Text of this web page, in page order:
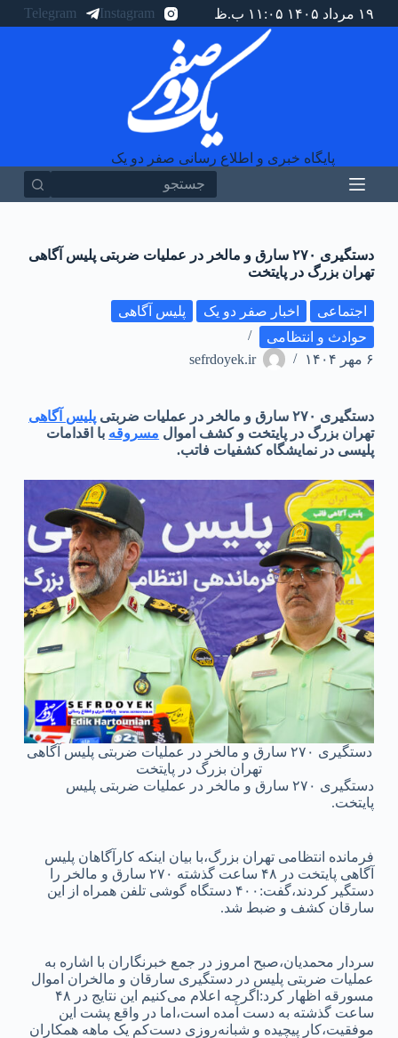
ا
۱۹ مرداد ۱۴۰۵ ۱۱:۰۵ ب.ظ Instagram
Telegram
پایگاه خبری و اطلاع رسانی صفر دو یک
نتیجه
دستگیری ۲۷۰ سارق و مالخر در عملیات ضربتی پلیس آگاهی
تهران بزرگ در پایتخت
اجتماعی اخبار صفر دو یک
پلیس آگاهی
حوادث و انتظامی
۶ مهر ۱۴۰۴
sefrdoyek.ir
دستگیری ۲۷۰ سارق و مالخر در عملیات ضربتی
پلیس آگاهی
تهران بزرگ در پایتخت و کشف اموال مسروقه با اقدامات
پلیسی در نمایشگاه کشفیات فاتب.
دستگیری ۲۷۰ سارق و مالخر در عملیات ضربتی پلیس آگاهی
تهران بزرگ در پایتخت
دستگیری ۲۷۰ سارق و مالخر در عملیات ضربتی پلیس
پایتخت.
فرمانده انتظامی تهران بزرگ،با بیان اینکه کارآگاهان پلیس
آگاهی پایتخت در ۴۸ ساعت گذشته ۲۷۰ سارق و مالخر را
دستگیر کردند،گفت:۴۰۰ دستگاه گوشی تلفن همراه از این
سارقان کشف و ضبط شد.
سردار محمدیان،صبح امروز در جمع خبرنگاران با اشاره به
عملیات ضربتی پلیس در دستگیری سارقان و مالخران اموال
مسورقه اظهار کرد:اگرچه اعلام می‌کنیم این نتایج در ۴۸
ساعت گذشته به دست آمده است،اما در واقع پشت این
موفقیت،کار پیچیده و شبانه‌روزی دست‌کم یک ماهه همکاران